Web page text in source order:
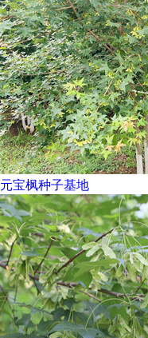
元宝枫种子基地